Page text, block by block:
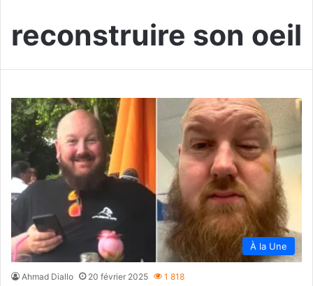
reconstruire son oeil
À la Une
Ahmad Diallo 20 février 2025 1 818